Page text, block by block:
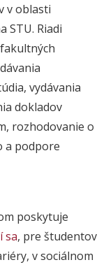
v oblasti
STU. Riadi
vydávania
dokladov
rozhodovanie o
a podpore
poskytuje
sa, pre študentov
v sociálnom